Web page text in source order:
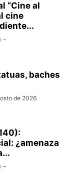
“Cine al
cine
-
baches
de 2026
¿amenaza
-